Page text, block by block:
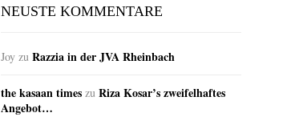
NEUSTE KOMMENTARE
Joy zu Razzia in der JVA Rheinbach
the kasaan times zu Riza Kosar’s zweifelhaftes
Angebot…